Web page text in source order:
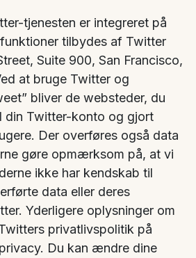
tjenesten er integreret på
tilbydes af Twitter
Suite 900, San Francisco,
at bruge Twitter og
bliver de websteder, du
din Twitter-konto og gjort
Der overføres også data
gøre opmærksom på, at vi
ikke har kendskab til
data eller deres
Yderligere oplysninger om
privatlivspolitik på
Du kan ændre dine